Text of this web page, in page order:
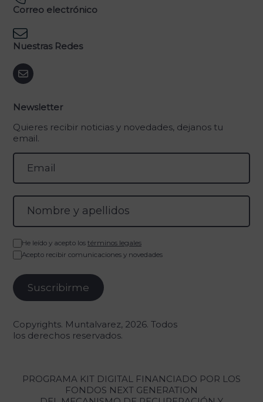
Correo electrónico
Nuestras Redes
Newsletter
Quieres recibir noticias y novedades, dejanos tu
email.
He leído y acepto los términos legales
Acepto recibir comunicaciones y novedades
Copyrights. Muntalvarez, 2026. Todos
los derechos reservados.
PROGRAMA KIT DIGITAL FINANCIADO POR LOS
FONDOS NEXT GENERATION